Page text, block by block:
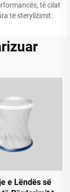
të cilat
të sterylizimit.
e Lëndës së